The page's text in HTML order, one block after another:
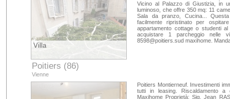
Villa
Poitiers (86)
Vienne
Vicino al Palazzo di Giustizia, in
luminoso, che offre 350 mq: 11
Sala da pranzo, Cucina...
facilmente ripristinato per
appartamento cottage o studenti
acquistare 1 parcheggio nelle
8598@poitiers.sud maxihome.
Poitiers Montierneuf. Investimenti
tutti in leasing. Riscaldamento a
Maxihome Proprietà: Sig. Jean